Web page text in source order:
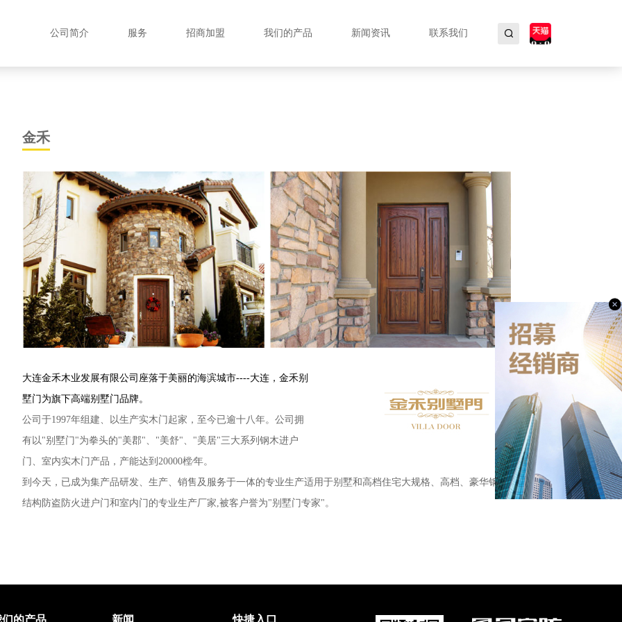
公司简介 服务 招商加盟 我们的产品 新闻资讯 联系我们
金禾
大连金禾木业发展有限公司座落于美丽的海滨城市----大连，金禾别
墅门为旗下高端别墅门品牌。
公司于1997年组建、以生产实木门起家，至今已逾十八年。公司拥
有以"别墅门"为拳头的"美郡"、"美舒"、"美居"三大系列钢木进户
门、室内实木门产品，产能达到20000樘∕年。
到今天，已成为集产品研发、生产、销售及服务于一体的专业生产适用于别墅和高档住宅大规格、高档、豪华钢木
结构防盗防火进户门和室内门的专业生产厂家,被客户誉为"别墅门专家"。
们的产品 新闻 快捷入口